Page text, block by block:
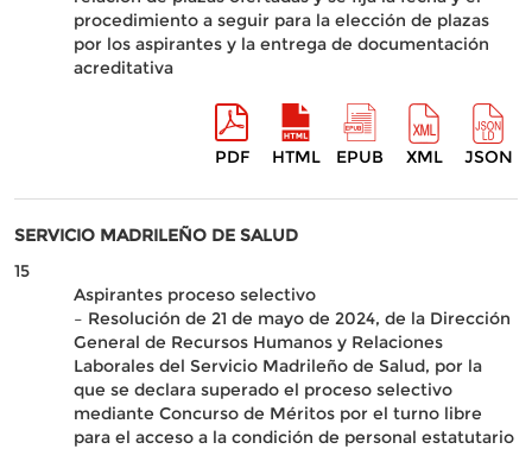
procedimiento a seguir para la elección de plazas
por los aspirantes y la entrega de documentación
acreditativa
PDF HTML EPUB XML JSON
SERVICIO MADRILEÑO DE SALUD
15
Aspirantes proceso selectivo
– Resolución de 21 de mayo de 2024, de la Dirección
General de Recursos Humanos y Relaciones
Laborales del Servicio Madrileño de Salud, por la
que se declara superado el proceso selectivo
mediante Concurso de Méritos por el turno libre
para el acceso a la condición de personal estatutario